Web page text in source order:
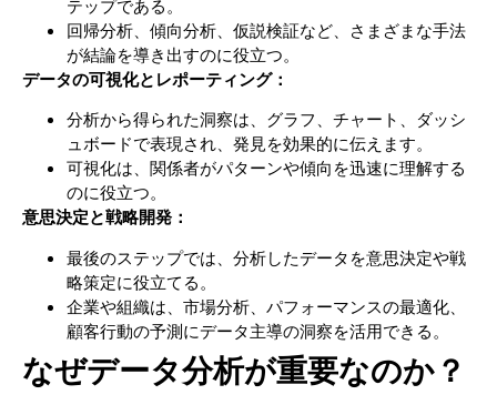
テップである。
回帰分析、傾向分析、仮説検証など、さまざまな手法
が結論を導き出すのに役立つ。
データの可視化とレポーティング：
分析から得られた洞察は、グラフ、チャート、ダッシ
ュボードで表現され、発見を効果的に伝えます。
可視化は、関係者がパターンや傾向を迅速に理解する
のに役立つ。
意思決定と戦略開発：
最後のステップでは、分析したデータを意思決定や戦
略策定に役立てる。
企業や組織は、市場分析、パフォーマンスの最適化、
顧客行動の予測にデータ主導の洞察を活用できる。
なぜデータ分析が重要なのか？